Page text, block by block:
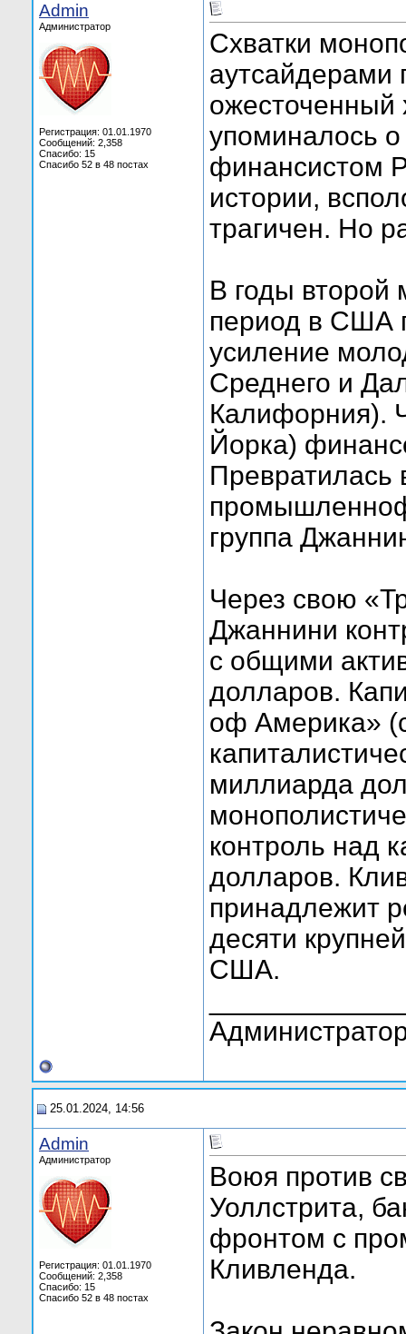
Admin
Администратор
Регистрация: 01.01.1970
Сообщений: 2,358
Спасибо: 15
Спасибо 52 в 48 постах
Схватки
аутсайдерами
ожесточенный
упоминалось
финансистом
истории,
трагичен. Но
В годы второй
период в США
усиление
Среднего и
Калифорния).
Йорка)
группа
Через свою
Джаннини
с общими
долларов.
оф Америка»
миллиарда
контроль над
долларов.
принадлежит
десяти
США.
25.01.2024, 14:56
Admin
Администратор
Регистрация: 01.01.1970
Сообщений: 2,358
Спасибо: 15
Спасибо 52 в 48 постах
Воюя против
Уоллстрита,
фронтом с
Кливленда.